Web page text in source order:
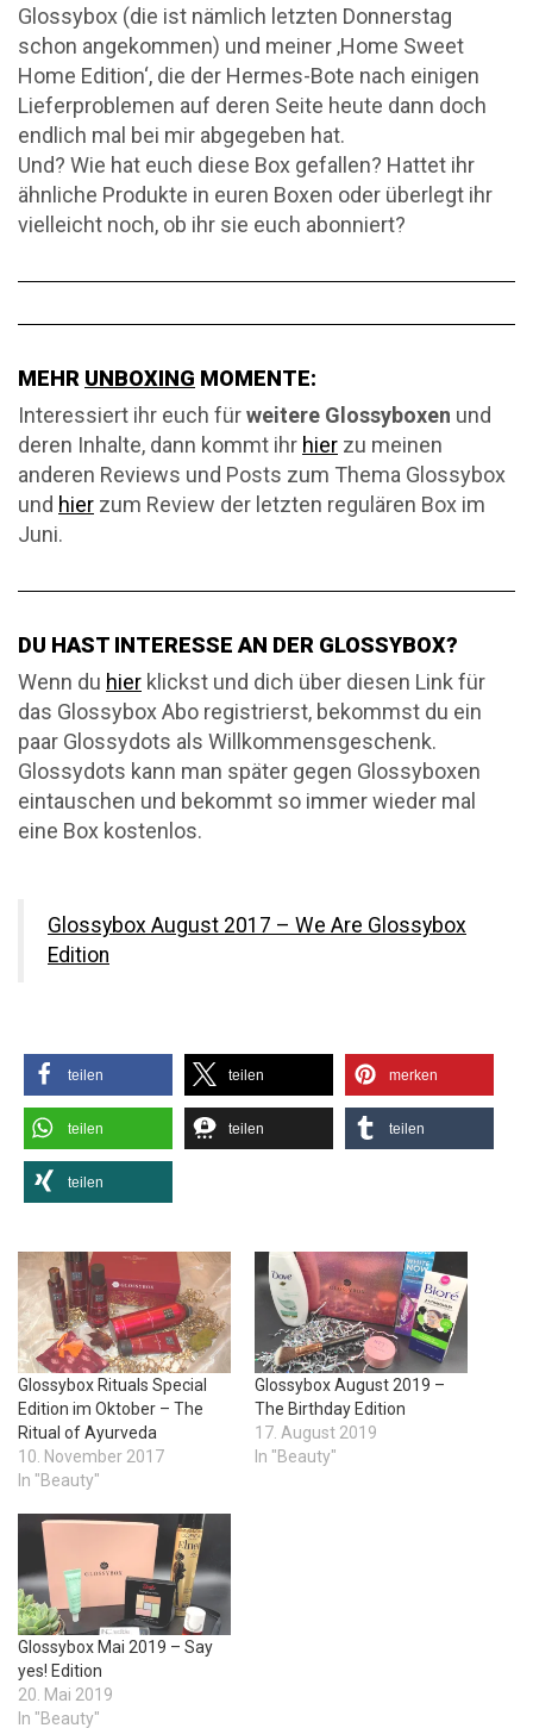
Glossybox (die ist nämlich letzten Donnerstag
schon angekommen) und meiner ‚Home Sweet
Home Edition‘, die der Hermes-Bote nach einigen
Lieferproblemen auf deren Seite heute dann doch
endlich mal bei mir abgegeben hat.
Und? Wie hat euch diese Box gefallen? Hattet ihr
ähnliche Produkte in euren Boxen oder überlegt ihr
vielleicht noch, ob ihr sie euch abonniert?
MEHR UNBOXING MOMENTE:
Interessiert ihr euch fürweitere Glossyboxen und
deren Inhalte, dann kommt ihr hier zu meinen
anderen Reviews und Posts zum Thema Glossybox
und hier zum Review der letzten regulären Box im
Juni.
DU HAST INTERESSE AN DER GLOSSYBOX?
Wenn du hier klickst und dich über diesen Link für
das Glossybox Abo registrierst, bekommst du ein
paar Glossydots als Willkommensgeschenk.
Glossydots kann man später gegen Glossyboxen
eintauschen und bekommt so immer wieder mal
eine Box kostenlos.
Glossybox August 2017 – We Are Glossybox
Edition
teilen teilen merken
teilen teilen teilen
teilen
Glossybox Rituals Special
Edition im Oktober – The
Ritual of Ayurveda
10. November 2017
In "Beauty"
Glossybox August 2019 –
The Birthday Edition
17. August 2019
In "Beauty"
Glossybox Mai 2019 – Say
yes! Edition
20. Mai 2019
In "Beauty"